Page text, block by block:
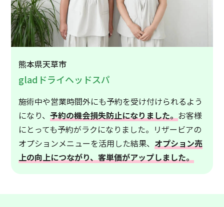
熊本県天草市
gladドライヘッドスパ
施術中や営業時間外にも予約を受け付けられるよう
になり、予約の機会損失防止になりました。 お客様
にとっても予約がラクになりました。リザービアの
オプションメニューを活用した結果、 オプション売
上の向上につながり、客単価がアップしました。